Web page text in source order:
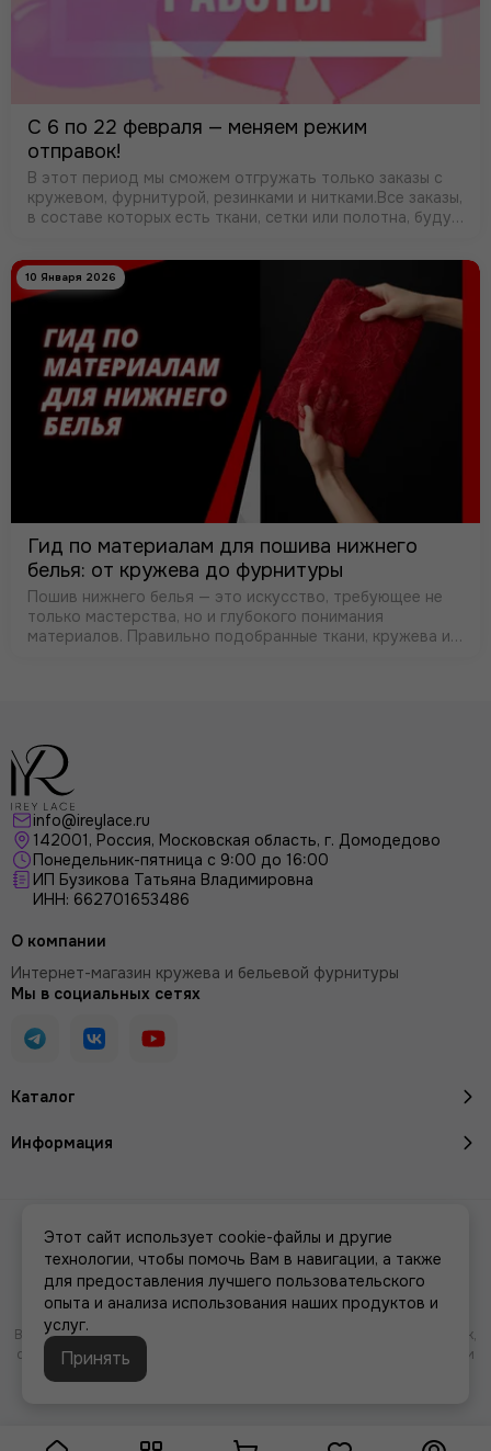
С 6 по 22 февраля — меняем режим
отправок!
В этот период мы сможем отгружать только заказы с
кружевом, фурнитурой, резинками и нитками.Все заказы,
в составе которых есть ткани, сетки или полотна, будут
приостанавливается отправка …
10 Января 2026
Гид по материалам для пошива нижнего
белья: от кружева до фурнитуры
Пошив нижнего белья — это искусство, требующее не
только мастерства, но и глубокого понимания
материалов. Правильно подобранные ткани, кружева и
info@ireylace.ru
142001, Россия, Московская область, г. Домодедово
Понедельник-пятница с 9:00 до 16:00
ИП Бузикова Татьяна Владимировна
ИНН: 662701653486
Каталог
Информация
О компании
Интернет-магазин кружева и бельевой фурнитуры
Мы в социальных сетях
2026 © Кружево и бельевая фурнитура IreyLace.Карта сайта
MOSK.STUDIO для платформы InSales
Вся представленная на сайте информация, касающаяся характеристик,
стоимости товаров и услуг, носит информационный характер и ни при
каких условиях не является публичной офертой, определяемой
Этот сайт использует cookie-файлы и другие
технологии, чтобы помочь Вам в навигации, а также
для предоставления лучшего пользовательского
опыта и анализа использования наших продуктов и
услуг.
Принять